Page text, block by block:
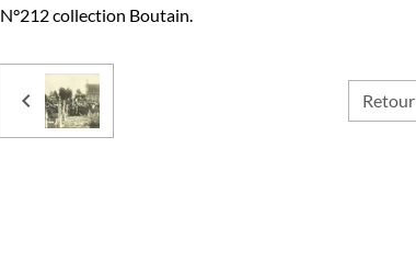
N°212 collection Boutain.
Retour